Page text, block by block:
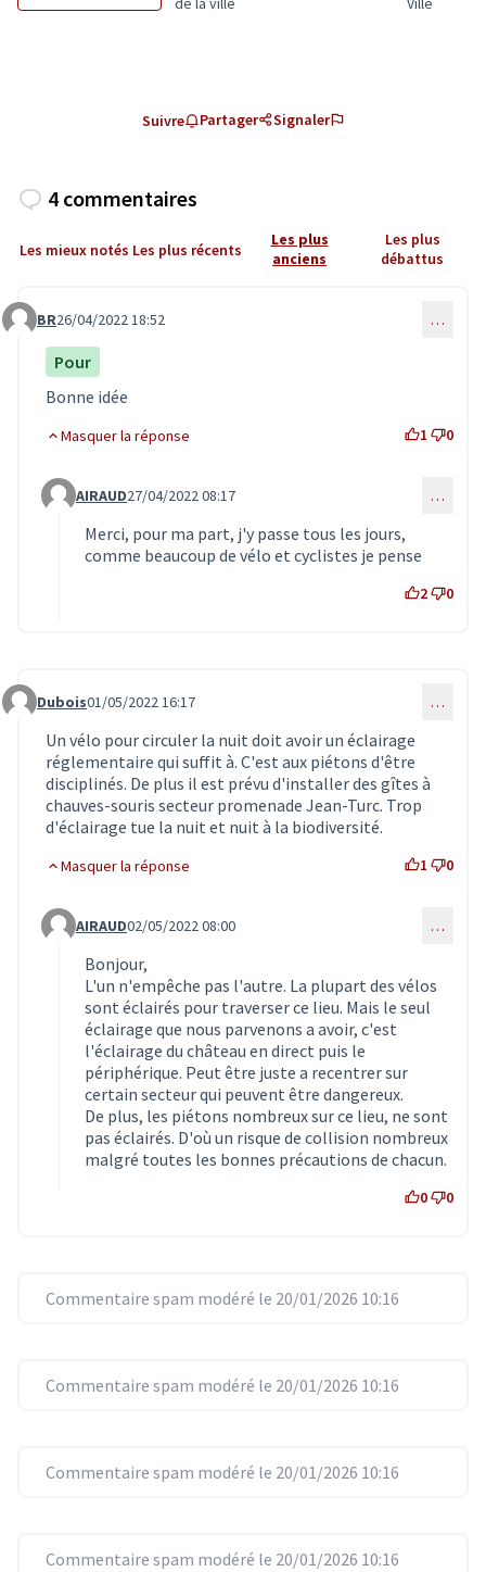
Suivre Partager Signaler
4 commentaires
Les mieux notés Les plus récents
Les plus
anciens
Les plus
débattus
Commentaire 4000
BR26/04/2022 18:52 …
Pour
Bonne idée
Masquer la réponse 1 0
Commentaire 4017 (réponse au commentaire 4000)
AIRAUD27/04/2022 08:17 …
Merci, pour ma part, j'y passe tous les jours,
comme beaucoup de vélo et cyclistes je pense
2 0
Commentaire 4110
Dubois01/05/2022 16:17 …
Un vélo pour circuler la nuit doit avoir un éclairage
réglementaire qui suffit à. C'est aux piétons d'être
disciplinés. De plus il est prévu d'installer des gîtes à
chauves-souris secteur promenade Jean-Turc. Trop
d'éclairage tue la nuit et nuit à la biodiversité.
Masquer la réponse 1 0
Commentaire 4111 (réponse au commentaire 4110)
AIRAUD02/05/2022 08:00 …
Bonjour,
L'un n'empêche pas l'autre. La plupart des vélos
sont éclairés pour traverser ce lieu. Mais le seul
éclairage que nous parvenons a avoir, c'est
l'éclairage du château en direct puis le
périphérique. Peut être juste a recentrer sur
certain secteur qui peuvent être dangereux.
De plus, les piétons nombreux sur ce lieu, ne sont
pas éclairés. D'où un risque de collision nombreux
malgré toutes les bonnes précautions de chacun.
0 0
Commentaire spam modéré le 20/01/2026 10:16
Commentaire spam modéré le 20/01/2026 10:16
Commentaire spam modéré le 20/01/2026 10:16
Commentaire spam modéré le 20/01/2026 10:16